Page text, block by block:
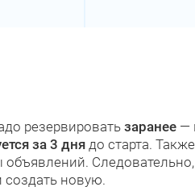
резервироватьзаранее —
за 3 дня до старта.
новую.